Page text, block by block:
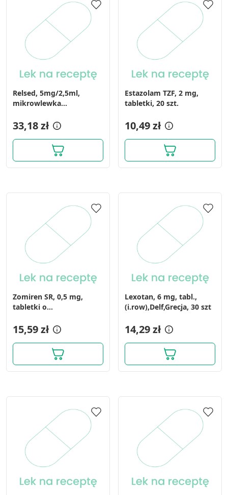
Relsed, 5mg/2,5ml,
mikrowlewka
33,18 zł
Estazolam TZF, 2 mg,
tabletki, 20 szt.
10,49 zł
Zomiren SR, 0,5 mg,
tabletki o
uwalnianiu, 30 szt
15,59 zł
Lexotan, 6 mg, tabl.,
(i.row),Delf,Grecja, 30 szt
14,29 zł